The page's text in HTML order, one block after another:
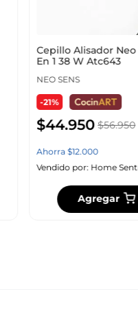
Cepillo Alisador Neo
En 1 38 W Atc643
NEO SENS
-21%
$44.950 $56.950
Ahorra$12.000
Vendido por: Home
Agregar